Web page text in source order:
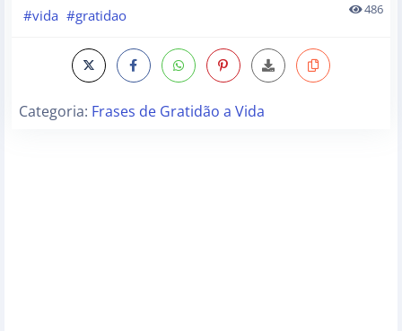
#vida #gratidao 486
Categoria: Frases de Gratidão a Vida